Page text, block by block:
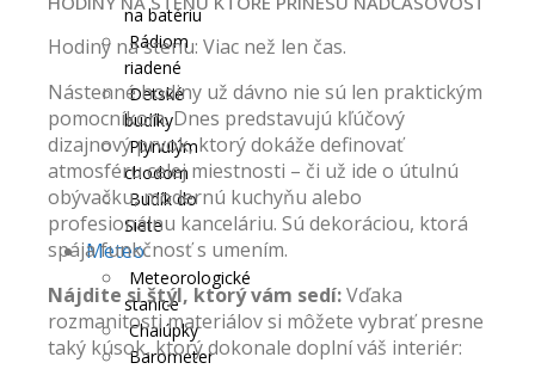
na batériu
Rádiom
riadené
Detské
budíky
Plynulým
chodom
Budík do
Siete
Meteo
Meteorologické
stanice
Chalúpky
Barometer
Hodiny na stenu: Viac než len čas.
Nástenné hodiny už dávno nie sú len praktickým
pomocníkom. Dnes predstavujú kľúčový
dizajnový prvok, ktorý dokáže definovať
atmosféru celej miestnosti – či už ide o útulnú
obývačku, modernú kuchyňu alebo
profesionálnu kanceláriu. Sú dekoráciou, ktorá
spája funkčnosť s umením.
Nájdite si štýl, ktorý vám sedí:Vďaka
rozmanitosti materiálov si môžete vybrať presne
taký kúsok, ktorý dokonale doplní váš interiér: